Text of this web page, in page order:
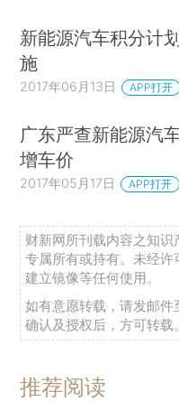
新能源汽车积分计
施
2017年06月13日 APP打开
广东严查新能源汽
增车价
2017年05月17日 APP打开
财新网所刊载内容之知
专属所有或持有。未经许
建立镜像等任何使用。
如有意愿转载，请发邮件
确认及授权后，方可转载。
推荐阅读